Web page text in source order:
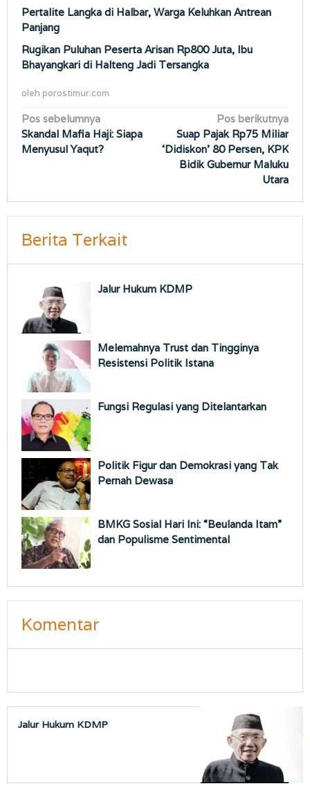
Pertalite Langka di Halbar, Warga Keluhkan Antrean
Panjang
Rugikan Puluhan Peserta Arisan Rp800 Juta, Ibu
Bhayangkari di Halteng Jadi Tersangka
oleh porostimur.com
Navigasi
pos
Pos sebelumnya
Skandal Mafia Haji: Siapa
Menyusul Yaqut?
Pos berikutnya
Suap Pajak Rp75 Miliar
‘Didiskon’ 80 Persen, KPK
Bidik Gubernur Maluku
Utara
Berita Terkait
Jalur Hukum KDMP
Melemahnya Trust dan Tingginya
Resistensi Politik Istana
Fungsi Regulasi yang Ditelantarkan
Politik Figur dan Demokrasi yang Tak
Pernah Dewasa
BMKG Sosial Hari Ini: “Beulanda Itam”
dan Populisme Sentimental
Komentar
Jalur Hukum KDMP